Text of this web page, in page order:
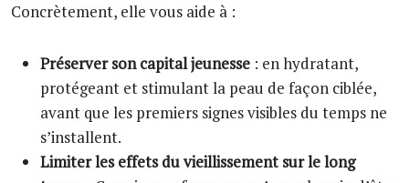
Concrètement, elle vous aide à :
Préserver son capital jeunesse : en hydratant,
protégeant et stimulant la peau de façon ciblée,
avant que les premiers signes visibles du temps ne
s’installent.
Limiter les effets du vieillissement sur le long